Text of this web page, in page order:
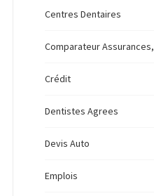
Centres Dentaires
Comparateur Assurances,
Crédit
Dentistes Agrees
Devis Auto
Emplois